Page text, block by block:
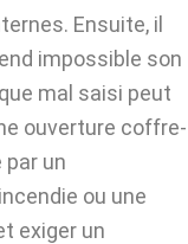
Ensuite, il
impossible son
mal saisi peut
ouverture coffre-
un
ou une
exiger un